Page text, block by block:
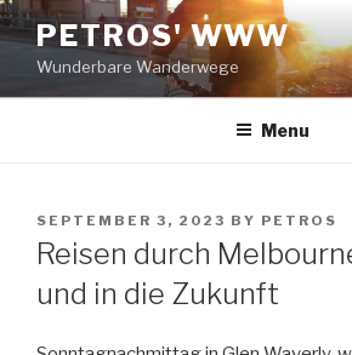
Skip
to
content
PETROS' WWW
Wunderbare Wanderwege
Menu
POSTED
ON
SEPTEMBER 3, 2023 BY PETROS
Reisen durch
und in die Zukunft